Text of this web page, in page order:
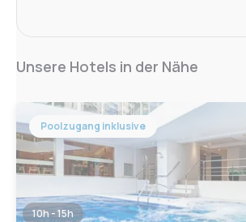
Unsere Hotels in der Nähe
Poolzugang inklusive
10h - 15h